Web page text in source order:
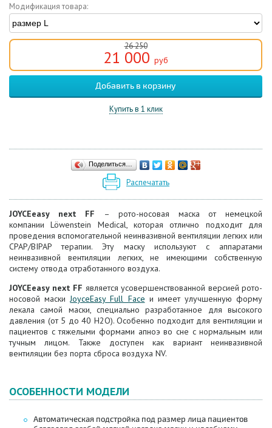
Модификация товара:
26 250
21 000 руб
Купить в 1 клик
Поделиться…
Распечатать
JOYCEeasy next FF
– рото-носовая маска от немецкой
компании Löwenstein Medical , которая отлично подходит для
проведения вспомогательной неинвазивной вентиляции легких или
CPAP/BIPAP терапии. Эту маску используют с аппаратами
неинвазивной вентиляции легких, не имеющими собственную
систему отвода отработанного воздуха.
JOYCEeasy next FF является усовершенствованной версией рото-
носовой маски JoyceEasy Full Face и имеет улучшенную форму
лекала самой маски, специально разработанное для высокого
давления (от 5 до 40 H2O). Особенно подходит для вентиляции и
пациентов с тяжелыми формами апноэ во сне с нормальным или
тучным лицом. Также доступен как вариант неинвазивной
вентиляции без порта сброса воздуха NV.
ОСОБЕННОСТИ МОДЕЛИ
Автоматическая подстройка под размер лица пациентов